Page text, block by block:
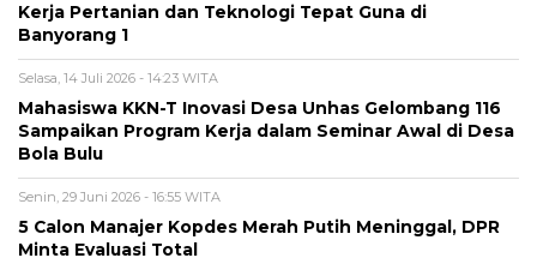
Kerja Pertanian dan Teknologi Tepat Guna di
Banyorang 1
Selasa, 14 Juli 2026 - 14:23 WITA
Mahasiswa KKN-T Inovasi Desa Unhas Gelombang 116
Sampaikan Program Kerja dalam Seminar Awal di Desa
Bola Bulu
Senin, 29 Juni 2026 - 16:55 WITA
5 Calon Manajer Kopdes Merah Putih Meninggal, DPR
Minta Evaluasi Total